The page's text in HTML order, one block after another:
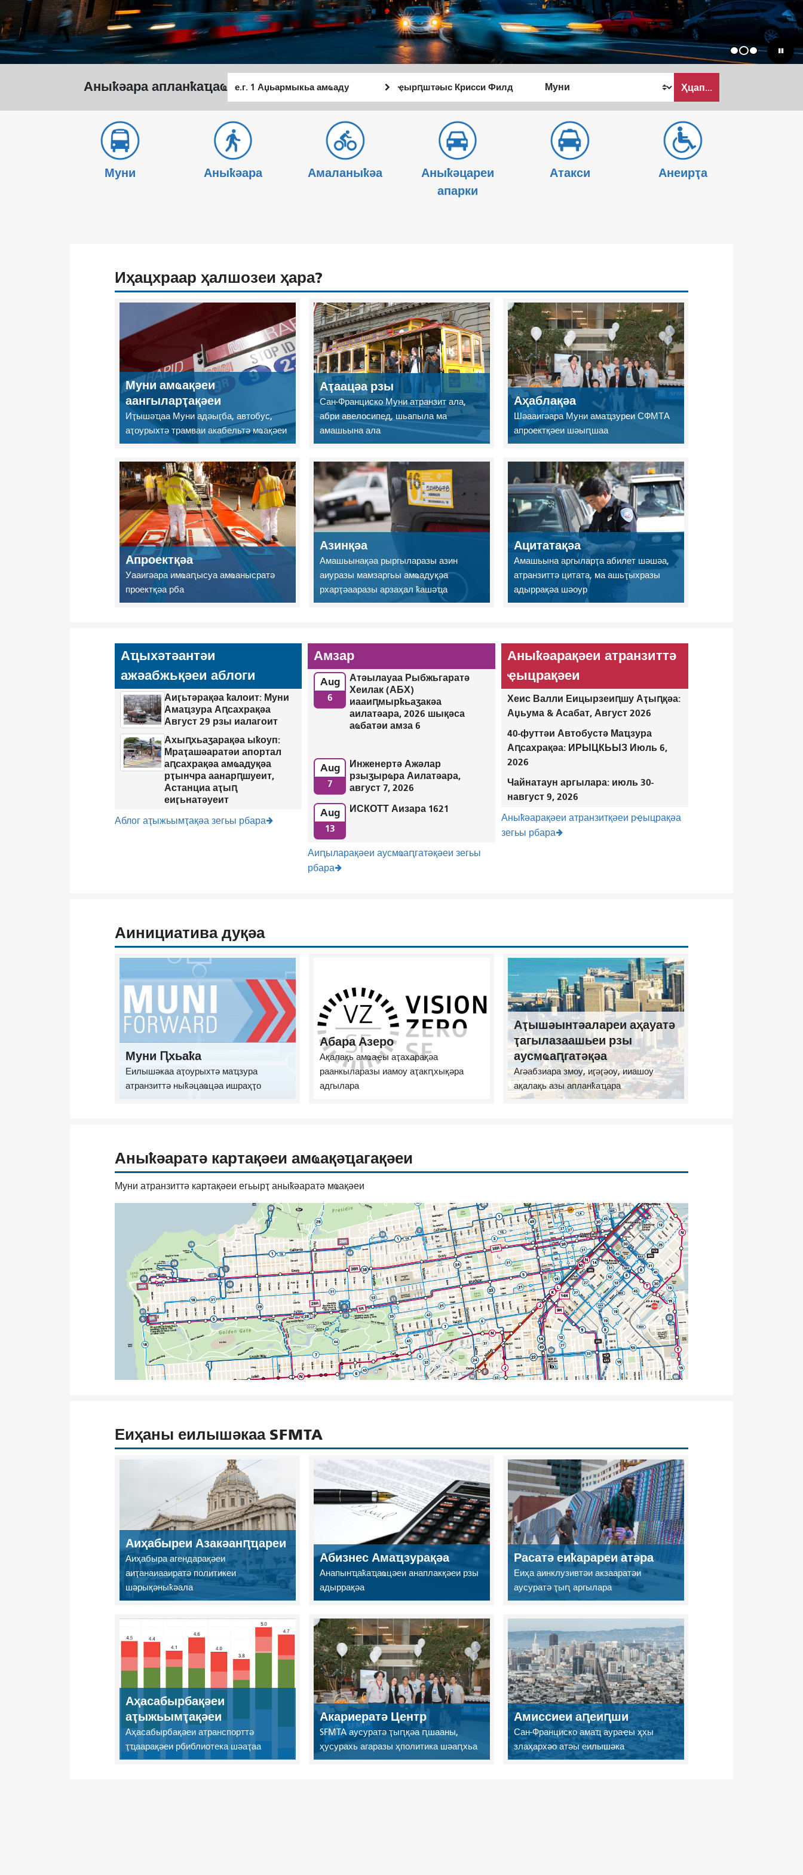
1 2 3
Аныҟәара апланҟаҵаҩҭыԥ
аҭыԥ
Аныҟәара
шԥасҭаху
Ҳцап...
Муни Аныҟәара Амаланыҟәа
Аныҟәцареи
апарки
Атакси Анеирҭа
Иҳацхраар ҳалшозеи ҳара?
Муни амҩақәеи
аангыларҭақәеи
Иҭышәҵаа Муни адәыӷба, автобус,
аҭоурыхтә трамваи акабельтә мҩақәеи
Аҭаацәа рзы
Сан-Франциско Муни атранзит ала,
абри авелосипед, шьапыла ма
амашьына ала
Аҳаблақәа
Шәааигәара Муни амаҵзуреи СФМТА
апроектқәеи шәыԥшаа
Апроектқәа
Уааигәара имҩаԥысуа амҩанысратә
проектқәа рба
Азинқәа
Амашьынақәа рыргыларазы азин
аиуразы мамзаргьы амҩадуқәа
рхарҭәааразы арзаҳал ҟашәҵа
Ацитатақәа
Амашьына аргыларҭа абилет шәшәа,
атранзиттә цитата, ма ашьҭыхразы
адыррақәа шәоур
Аҵыхәтәантәи
ажәабжьқәеи аблоги
Аиӷьтәрақәа ҟалоит: Муни
Амаҵзура Аԥсахрақәа
Август 29 рзы иалагоит
Ахыԥхьаӡарақәа ыҟоуп:
Мраҭашәаратәи апортал
аԥсахрақәа амҩадуқәа
рҭынчра аанарԥшуеит,
Астанциа аҭыԥ
еиӷьнатәуеит
Аблог аҭыжьымҭақәа зегьы рбара
Амзар
Aug
6
Атәылауаа Рыбжьгаратә
Хеилак (АБХ)
иааиԥмырҟьаӡакәа
аилатәара, 2026 шықәса
аҩбатәи амза 6
Aug
7
Инженертә Ажәлар
рзыӡырҩра Аилатәара,
август 7, 2026
Aug
13
ИСКОТТ Аизара 1621
Аиԥыларақәеи аусмҩаԥгатәқәеи зегьы
рбара
Аныҟәарақәеи атранзиттә
ҿыцрақәеи
Хеис Валли Еицырзеиԥшу Аҭыԥқәа:
Аџьума & Асабат, Август 2026
40-футтәи Автобустә Маҵзура
Аԥсахрақәа: ИРЫЦКЬЫЗ Июль 6,
2026
Чайнатаун ​​аргылара: июль 30-
навгуст 9, 2026
Аныҟәарақәеи атранзитқәеи рҿыцрақәа
зегьы рбара
Аинициатива дуқәа
Муни Ԥхьаҟа
Еилышәкаа аҭоурыхтә маҵзура
атранзиттә ныҟәцаҩцәа ишраҳҭо
Абара Азеро
Ақалақь амҩаҿы аҭахарақәа
раанкыларазы иамоу аҭакԥхықәра
адгылара
Аҭышәынтәалареи аҳауатә
ҭагылазаашьеи рзы
аусмҩаԥгатәқәа
Агәабзиара змоу, иӷәӷәоу, ииашоу
ақалақь азы апланҟаҵара
Аныҟәаратә картақәеи амҩақәҵагақәеи
Муни атранзиттә картақәеи егьырҭ аныҟәаратә мҩақәеи
Еиҳаны еилышәкаа SFMTA
Аиҳабыреи Азакәанԥҵареи
Аиҳабыра агендарақәеи
аиҭанаиааиратә политикеи
шәрықәныҟәала
Абизнес Амаҵзурақәа
Анапынҵаҟаҵаҩцәеи анаплакқәеи рзы
адыррақәа
Расатә еиҟарареи атәра
Еиҳа аинклузивтәи акзааратәи
аусуратә ҭыԥ аргылара
Аҳасабырбақәеи
аҭыжьымҭақәеи
Аҳасабырбақәеи атранспорттә
ҭҵаарақәеи рбиблиотека шәаҭаа
Акариератә Центр
SFMTA аусуратә ҭыԥқәа ԥшааны,
ҳусурахь агаразы ҳполитика шәаԥхьа
Амиссиеи аԥеиԥши
Сан-Франциско амаҵ аураҿы ҳхы
злаҳархәо атәы еилышәка